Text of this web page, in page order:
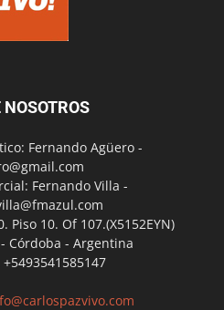
NOSOTROS
Fernando Agüero -
Fernando Villa -
Piso 10. Of 107.(X5152EYN)
Córdoba - Argentina